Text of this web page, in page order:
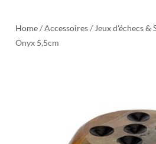
Home/Accessoires/ Jeux d'échecs &
Onyx 5,5cm